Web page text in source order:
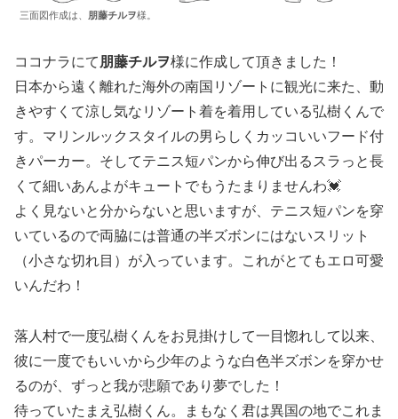
三面図作成は、 朋藤チルヲ様。
ココナラにて 朋藤チルヲ様に作成して頂きました！
日本から遠く離れた海外の南国リゾートに観光に来た、動
きやすくて涼し気なリゾート着を着用している弘樹くんで
す。マリンルックスタイルの男らしくカッコいいフード付
きパーカー。そしてテニス短パンから伸び出るスラっと長
くて細いあんよがキュートでもうたまりませんわ💓
よく見ないと分からないと思いますが、テニス短パンを穿
いているので両脇には普通の半ズボンにはないスリット
（小さな切れ目）が入っています。これがとてもエロ可愛
いんだわ！
落人村で一度弘樹くんをお見掛けして一目惚れして以来、
彼に一度でもいいから少年のような白色半ズボンを穿かせ
るのが、ずっと我が悲願であり夢でした！
待っていたまえ弘樹くん。まもなく君は異国の地でこれま